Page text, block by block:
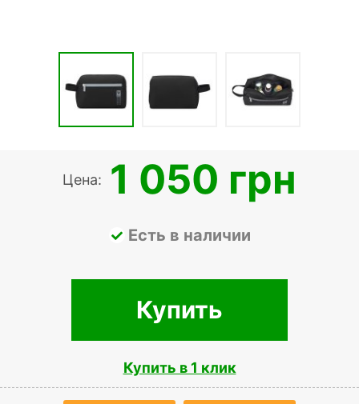
Цена: 1 050 грн
Есть в наличии
Купить
Купить в 1 клик